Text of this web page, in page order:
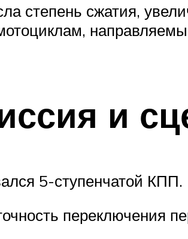
степень сжатия,
и
5-ступенчатой КПП.
переключения